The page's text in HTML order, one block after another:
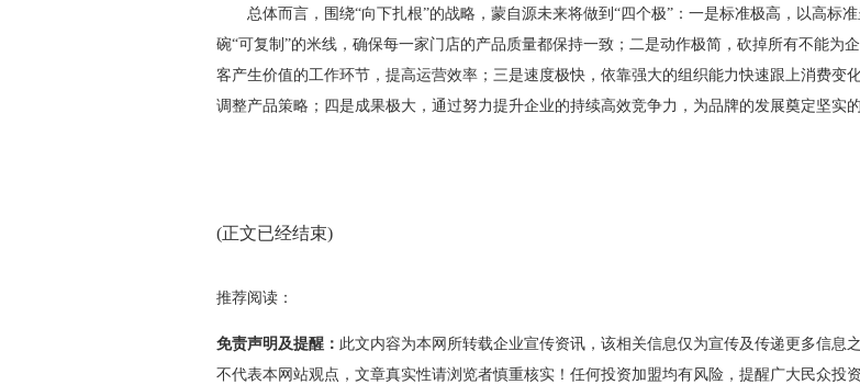
总体而言，围绕“向下扎根”的战略，蒙自源未来将做到“四个极”：一是标准极高，以高标
碗“可复制”的米线，确保每一家门店的产品质量都保持一致；二是动作极简，砍掉所有不能为
客产生价值的工作环节，提高运营效率；三是速度极快，依靠强大的组织能力快速跟上消费变
调整产品策略；四是成果极大，通过努力提升企业的持续高效竞争力，为品牌的发展奠定坚实的
(正文已经结束)
推荐阅读：
免责声明及提醒： 此文内容为本网所转载企业宣传资讯，该相关信息仅为宣传及传递更多信息之
不代表本网站观点，文章真实性请浏览者慎重核实！任何投资加盟均有风险，提醒广大民众投